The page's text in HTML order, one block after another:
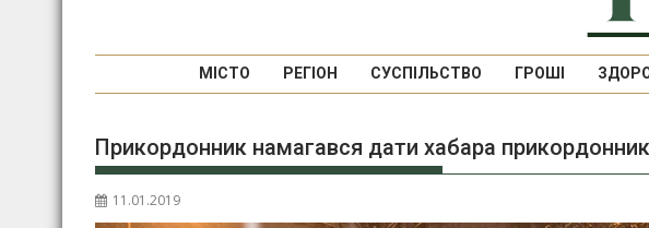
МІСТО РЕГІОН СУСПІЛЬСТВО ГРОШІ
Прикордонник намагався дати хабара
11.01.2019